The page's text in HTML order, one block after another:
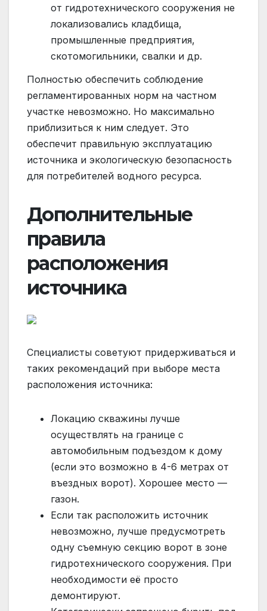
от гидротехнического сооружения не
локализовались кладбища,
промышленные предприятия,
скотомогильники, свалки и др.
Полностью обеспечить соблюдение
регламентированных норм на частном
участке невозможно. Но максимально
приблизиться к ним следует. Это
обеспечит правильную эксплуатацию
источника и экологическую безопасность
для потребителей водного ресурса.
Дополнительные
правила
расположения
источника
Специалисты советуют придерживаться и
таких рекомендаций при выборе места
расположения источника:
Локацию скважины лучше
осуществлять на границе с
автомобильным подъездом к дому
(если это возможно в 4-6 метрах от
въездных ворот). Хорошее место —
газон.
Если так расположить источник
невозможно, лучше предусмотреть
одну съемную секцию ворот в зоне
гидротехнического сооружения. При
необходимости её просто
демонтируют.